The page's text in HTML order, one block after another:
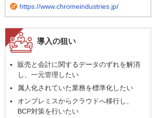
https://www.chromeindustries.jp/
導入の狙い
販売と会計に関するデータのずれを解消
し、一元管理したい
属人化されていた業務を標準化したい
オンプレミスからクラウドへ移行し、
BCP対策を行いたい